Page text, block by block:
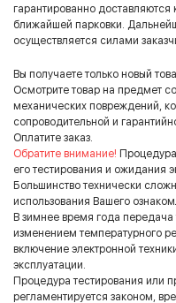
гарантированно доставляются
ближайшей парковки.
осуществляется силами
Вы получаете только новый
Осмотрите товар на предмет
механических повреждений,
сопроводительной и
Оплатите заказ.
Обратите внимание!
его тестирования и ожидания
Большинство технически
использования Вашего
В зимнее время года
изменением температурного
включение электронной
эксплуатации.
Процедура тестирования или
регламентируется законом,